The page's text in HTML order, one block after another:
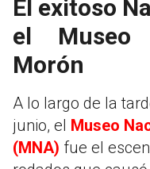
El exitoso
el Museo
Morón
A lo largo de la
junio, el Museo
(MNA) fue el